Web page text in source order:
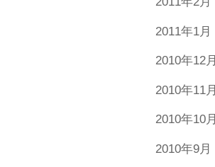
2011年1月
2010年12月
2010年11月
2010年10月
2010年9月